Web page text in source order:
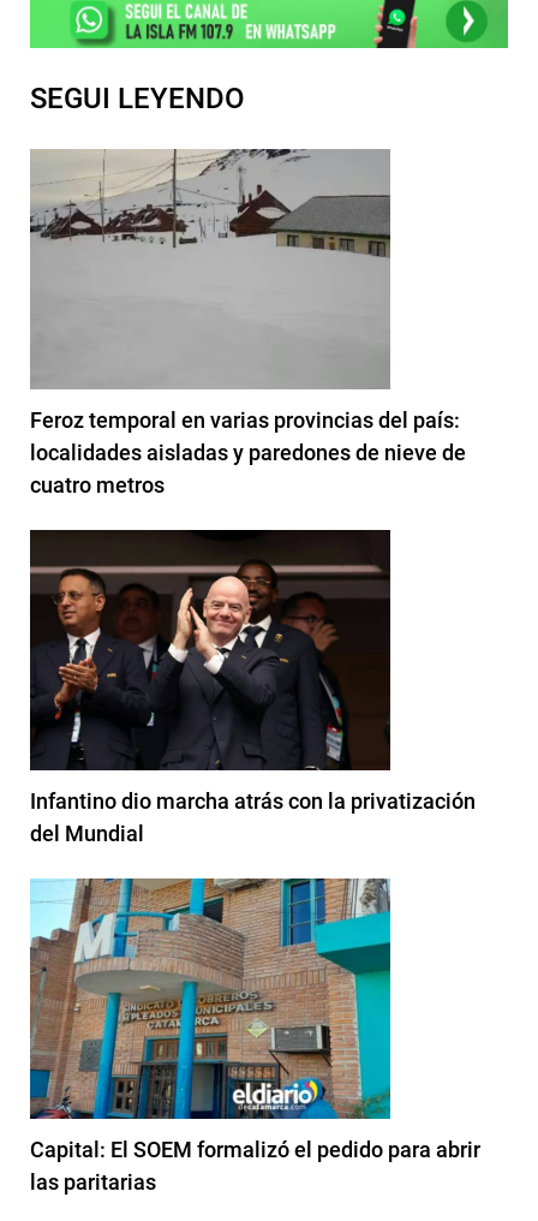
SEGUI LEYENDO
Feroz temporal en varias provincias del país:
localidades aisladas y paredones de nieve de
cuatro metros
Infantino dio marcha atrás con la privatización
del Mundial
Capital: El SOEM formalizó el pedido para abrir
las paritarias